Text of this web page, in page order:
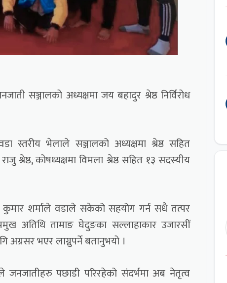
सञ्जालको अध्यक्षमा जय बहादुर श्रेष्ठ निर्विरोध
स्तरीय भेलाले सञ्जालको अध्यक्षमा श्रेष्ठ सहित
श्रेष्ठ, कोषध्यक्षमा विमला श्रेष्ठ सहित १३ सदस्यीय
कुमार शर्माले वडाले सकेको सहयोग गर्न सधै तत्पर
अतिथि तामाङ घेदुङका सल्लाहाकार उजारसीं
भएर लाग्नुपर्ने बतानुभयो ।
जनजातीहरु पछाडी परिरहेको संदर्भमा अब नेतृत्व